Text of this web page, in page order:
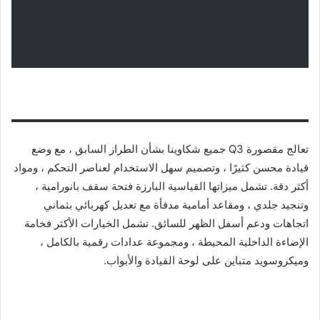
تعالج مقصورة Q3 جميع شكاوينا بشأن الطراز السابق ، مع وضع
قيادة محسن كثيرًا ، وتصميم سهل الاستخدام لعناصر التحكم ، ومواد
أكثر دقة. تشمل ميزاتها القياسية البارزة فتحة سقف بانورامية ،
وتنجيد جلدي ، ومقاعد أمامية مدفأة مع تعديل كهربائي بثماني
اتجاهات ودعم أسفل الظهر للسائق. تشمل الخيارات الأكثر فخامة
الإضاءة الداخلية المحيطة ، ومجموعة عدادات رقمية بالكامل ،
وميكروسويد متباين على لوحة القيادة والأبواب.